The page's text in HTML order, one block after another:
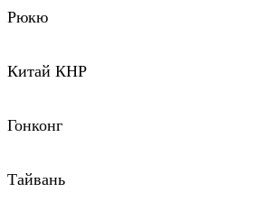
Рюкю
Китай КНР
Гонконг
Тайвань